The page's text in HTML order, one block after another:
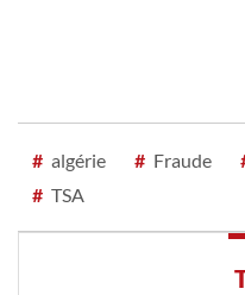
# algérie # Fraude
# TSA